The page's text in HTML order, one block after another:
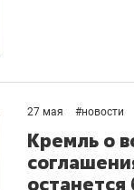
27 мая #новости
Кремль о
останется